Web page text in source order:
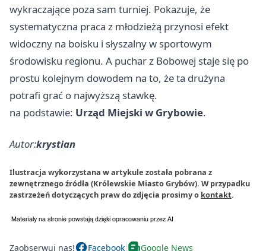
wykraczające poza sam turniej. Pokazuje, że
systematyczna praca z młodzieżą przynosi efekt
widoczny na boisku i słyszalny w sportowym
środowisku regionu. A puchar z Bobowej staje się po
prostu kolejnym dowodem na to, że ta drużyna
potrafi grać o najwyższą stawkę.
na podstawie: Urząd Miejski w Grybowie.
Autor:krystian
Ilustracja wykorzystana w artykule została pobrana z
zewnętrznego źródła (Królewskie Miasto Grybów). W przypadku
zastrzeżeń dotyczących praw do zdjęcia prosimy o kontakt.
Zaobserwuj nas! Facebook Google News